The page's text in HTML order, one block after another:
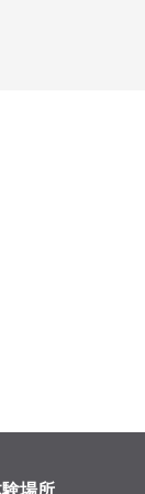
場所